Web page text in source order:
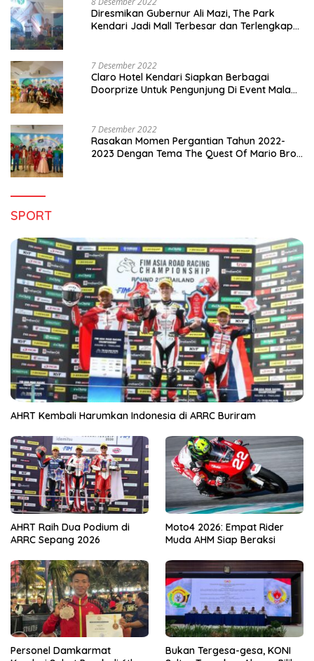
Diresmikan Gubernur Ali Mazi, The Park
Kendari Jadi Mall Terbesar dan Terlengkap
7 Desember 2022
Claro Hotel Kendari Siapkan Berbagai
Doorprize Untuk Pengunjung Di Event Malam
7 Desember 2022
Rasakan Momen Pergantian Tahun 2022-
2023 Dengan Tema The Quest Of Mario Bros
SPORT
AHRT Kembali Harumkan Indonesia di ARRC Buriram
AHRT Raih Dua Podium di
ARRC Sepang 2026
Moto4 2026: Empat Rider
Muda AHM Siap Beraksi
Personel Damkarmat
Bukan Tergesa-gesa, KONI